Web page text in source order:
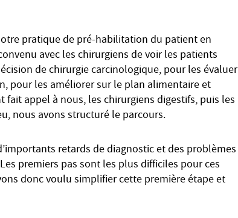
pratique de pré-habilitation du patient en
avec les chirurgiens de voir les patients
de chirurgie carcinologique, pour les évaluer
pour les améliorer sur le plan alimentaire et
appel à nous, les chirurgiens digestifs, puis les
nous avons structuré le parcours.
retards de diagnostic et des problèmes
premiers pas sont les plus difficiles pour ces
donc voulu simplifier cette première étape et